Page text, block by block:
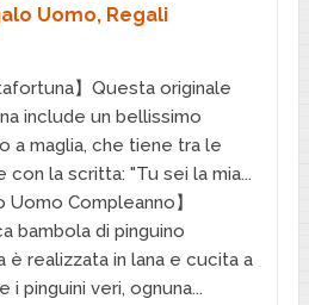
Uomo, Regali
】Questa originale
include un bellissimo
a maglia, che tiene tra le
con la scritta: "Tu sei la mia...
Compleanno】
bambola di pinguino
è realizzata in lana e cucita a
i pinguini veri, ognuna...